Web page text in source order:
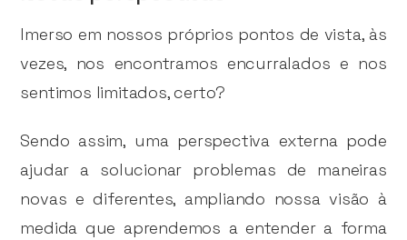
Imerso em nossos próprios pontos de vista, às
vezes, nos encontramos encurralados e nos
sentimos limitados, certo?
Sendo assim, uma perspectiva externa pode
ajudar a solucionar problemas de maneiras
novas e diferentes, ampliando nossa visão à
medida que aprendemos a entender a forma